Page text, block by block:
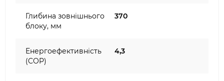
Глибина зовнішнього
блоку, мм
370
Енергоефективність
(COP)
4,3